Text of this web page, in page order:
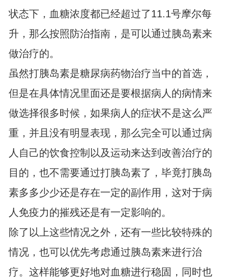
状态下，血糖浓度都已经超过了11.1号摩尔每
升，那么按照防治指南，是可以通过胰岛素来
做治疗的。
虽然打胰岛素是糖尿病药物治疗当中的首选，
但是在具体情况里面还是要根据病人的病情来
做选择很多时候，如果病人的症状不是这么严
重，并且没有明显表现，那么完全可以通过病
人自己的饮食控制以及运动来达到改善治疗的
目的，也不需要通过打胰岛素了，毕竟打胰岛
素多多少少还是存在一定的副作用，这对于病
人免疫力的摧残还是有一定影响的。
除了以上这些情况之外，还有一些比较特殊的
情况，也可以优先考虑通过胰岛素来进行治
疗。这样能够更好地对血糖进行稳固，同时也